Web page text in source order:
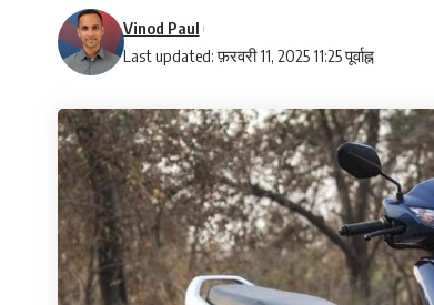
Last updated: फ़रवरी 11, 2025 11:25 पूर्वाह्न
Vinod Paul